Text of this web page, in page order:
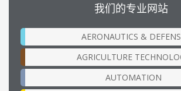
我们的专业网站
AERONAUTICS &
AGRICULTURE
AUTOMATION